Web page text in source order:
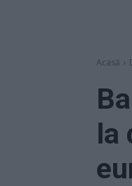
Acasă
la